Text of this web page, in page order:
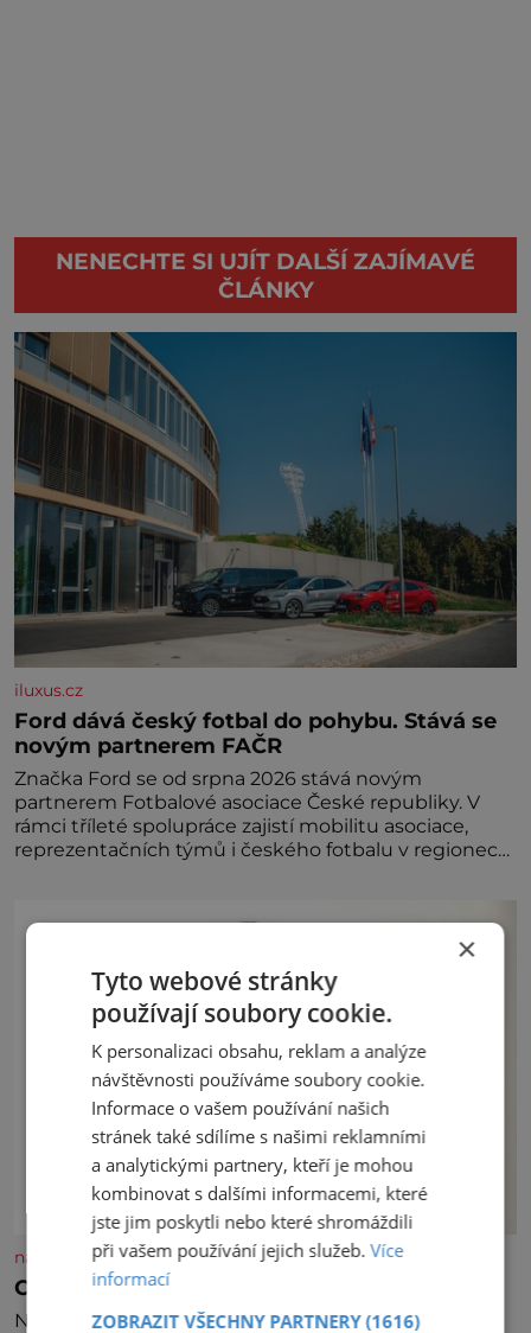
NENECHTE SI UJÍT DALŠÍ ZAJÍMAVÉ
ČLÁNKY
iluxus.cz
Ford dává český fotbal do pohybu. Stává se
novým partnerem FAČR
Značka Ford se od srpna 2026 stává novým
partnerem Fotbalové asociace České republiky. V
rámci tříleté spolupráce zajistí mobilitu asociace,
reprezentačních týmů i českého fotbalu v regionech.
nasehvezdy.cz
Osamělá herečka Syslová všechno vzdala?
Nedávno se povídalo, že má Dana Syslová (80)
×
Tyto webové stránky
používají soubory cookie.
K personalizaci obsahu, reklam a analýze
návštěvnosti používáme soubory cookie.
Informace o vašem používání našich
stránek také sdílíme s našimi reklamními
a analytickými partnery, kteří je mohou
kombinovat s dalšími informacemi, které
jste jim poskytli nebo které shromáždili
při vašem používání jejich služeb.Více
informací
ZOBRAZIT VŠECHNY PARTNERY(1616)